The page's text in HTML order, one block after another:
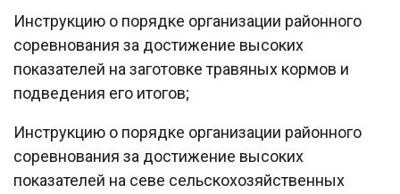
Инструкцию о порядке организации районного
соревнования за достижение высоких
показателей на заготовке травяных кормов и
подведения его итогов;
Инструкцию о порядке организации районного
соревнования за достижение высоких
показателей на севе сельскохозяйственных